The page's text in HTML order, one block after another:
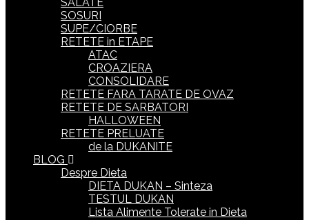
SOSURI
SUPE/CIORBE
RETETE in ETAPE
ATAC
CROAZIERA
CONSOLIDARE
RETETE FARA TARATE DE OVAZ
RETETE DE SARBATORI
HALLOWEEN
RETETE PRELUATE
de la DUKANITE
BLOG
Despre Dieta
DIETA DUKAN – Sinteza
TESTUL DUKAN
Lista Alimente Tolerate in Dieta